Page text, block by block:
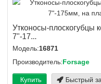
Утконосы-плоскогубцы
7"-17...
Модель:16871
Производитель:Forsage
Купить Быстрый